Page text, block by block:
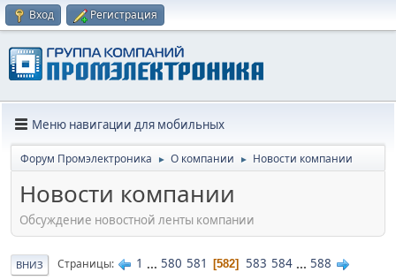
Вход Регистрация
Меню навигации для мобильных
Форум Промэлектроника ► О компании ► Новости компании
Новости компании
Обсуждение новостной ленты компании
ВНИЗ Страницы 1 ... 580 581 582 583 584 ... 588